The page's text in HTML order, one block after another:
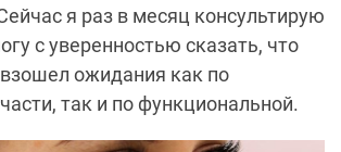
я раз в месяц консультирую
с уверенностью сказать, что
ожидания как по
так и по функциональной.